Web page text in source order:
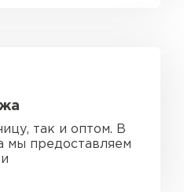
так и оптом. В
мы предоставляем